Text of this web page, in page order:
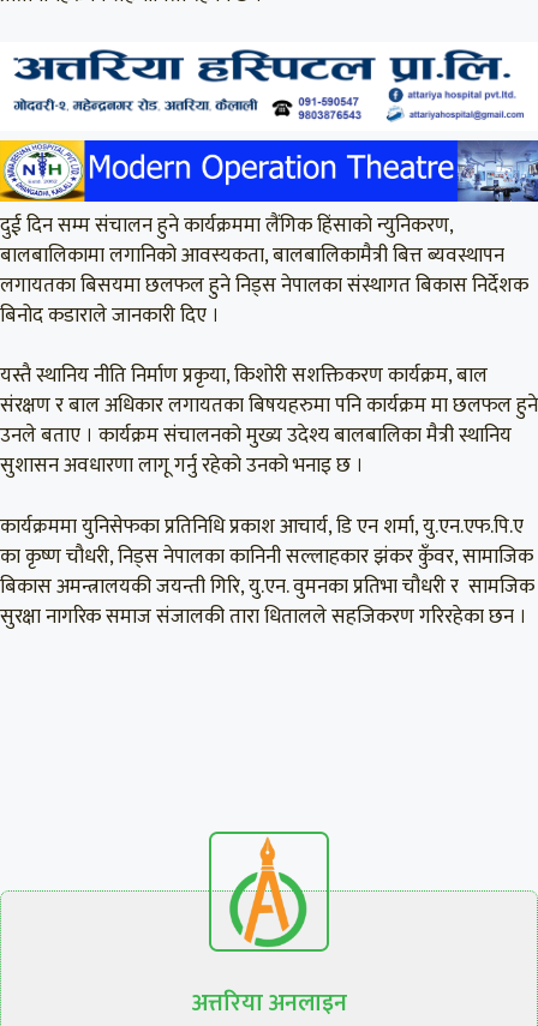
दुई दिन सम्म संचालन हुने कार्यक्रममा लैंगिक हिंसाको न्युनिकरण,
बालबालिकामा लगानिको आवस्यकता, बालबालिकामैत्री बित्त ब्यवस्थापन
लगायतका बिसयमा छलफल हुने निड्स नेपालका संस्थागत बिकास निर्देशक
बिनोद कडाराले जानकारी दिए ।
यस्तै स्थानिय नीति निर्माण प्रकृया, किशोरी सशक्तिकरण कार्यक्रम, बाल
संरक्षण र बाल अधिकार लगायतका बिषयहरुमा पनि कार्यक्रम मा छलफल हुने
उनले बताए । कार्यक्रम संचालनको मुख्य उदेश्य बालबालिका मैत्री स्थानिय
सुशासन अवधारणा लागू गर्नु रहेको उनको भनाइ छ ।
कार्यक्रममा युनिसेफका प्रतिनिधि प्रकाश आचार्य, डि एन शर्मा, यु.एन.एफ.पि.ए
का कृष्ण चौधरी, निड्स नेपालका कानिनी सल्लाहकार झंकर कुँवर, सामाजिक
बिकास अमन्त्रालयकी जयन्ती गिरि, यु.एन. वुमनका प्रतिभा चौधरी र सामजिक
सुरक्षा नागरिक समाज संजालकी तारा धितालले सहजिकरण गरिरहेका छन ।
अत्तरिया अनलाइन